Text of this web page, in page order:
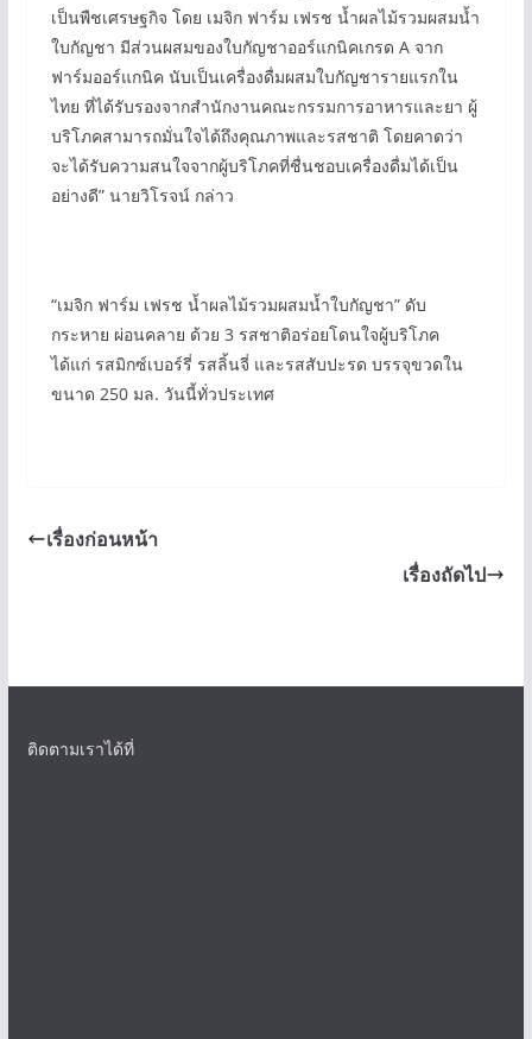
เป็นพืชเศรษฐกิจ โดย เมจิก ฟาร์ม เฟรช น้ำผลไม้รวมผสมน้ำ
ใบกัญชา มีส่วนผสมของใบกัญชาออร์แกนิคเกรด A จาก
ฟาร์มออร์แกนิค นับเป็นเครื่องดื่มผสมใบกัญชารายแรกใน
ไทย ที่ได้รับรองจากสำนักงานคณะกรรมการอาหารและยา ผู้
บริโภคสามารถมั่นใจได้ถึงคุณภาพและรสชาติ โดยคาดว่า
จะได้รับความสนใจจากผู้บริโภคที่ชื่นชอบเครื่องดื่มได้เป็น
อย่างดี” นายวิโรจน์ กล่าว
“เมจิก ฟาร์ม เฟรช น้ำผลไม้รวมผสมน้ำใบกัญชา” ดับ
กระหาย ผ่อนคลาย ด้วย 3 รสชาติอร่อยโดนใจผู้บริโภค
ได้แก่ รสมิกซ์เบอร์รี่ รสลิ้นจี่ และรสสับปะรด บรรจุขวดใน
ขนาด 250 มล. วันนี้ทั่วประเทศ
เรื่องก่อนหน้า
เรื่องถัดไป
ติดตามเราได้ที่